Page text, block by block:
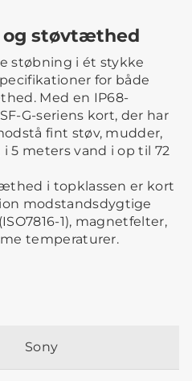
og støvtæthed
støbning i ét stykke
for både
Med en IP68-
G-seriens kort, der har
fint støv, mudder,
5 meters vand i op til 72
i topklassen er kort
modstandsdygtige
1), magnetfelter,
temperaturer.
Sony